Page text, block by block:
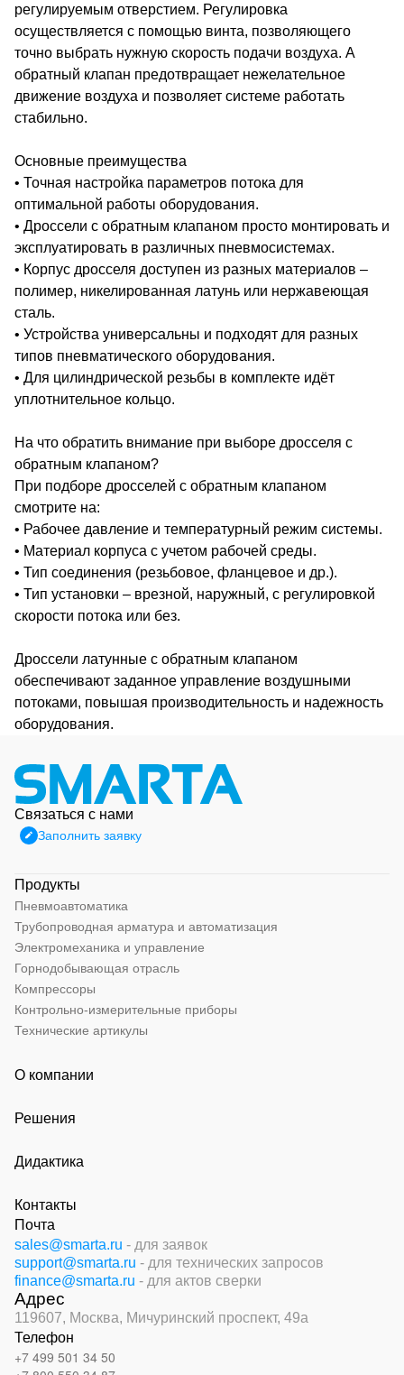
регулируемым отверстием. Регулировка
осуществляется с помощью винта, позволяющего
точно выбрать нужную скорость подачи воздуха. А
обратный клапан предотвращает нежелательное
движение воздуха и позволяет системе работать
стабильно.
Основные преимущества
• Точная настройка параметров потока для
оптимальной работы оборудования.
• Дроссели с обратным клапаном просто монтировать и
эксплуатировать в различных пневмосистемах.
• Корпус дросселя доступен из разных материалов –
полимер, никелированная латунь или нержавеющая
сталь.
• Устройства универсальны и подходят для разных
типов пневматического оборудования.
• Для цилиндрической резьбы в комплекте идёт
уплотнительное кольцо.
На что обратить внимание при выборе дросселя с
обратным клапаном?
При подборе дросселей с обратным клапаном
смотрите на:
• Рабочее давление и температурный режим системы.
• Материал корпуса с учетом рабочей среды.
• Тип соединения (резьбовое, фланцевое и др.).
• Тип установки – врезной, наружный, с регулировкой
скорости потока или без.
Дроссели латунные с обратным клапаном
обеспечивают заданное управление воздушными
потоками, повышая производительность и надежность
оборудования.
Связаться с нами
Заполнить заявку
Продукты
Пневмоавтоматика
Трубопроводная арматура и автоматизация
Электромеханика и управление
Горнодобывающая отрасль
Компрессоры
Контрольно-измерительные приборы
Технические артикулы
О компании
Решения
Дидактика
Контакты
Почта
sales@smarta.ru - для заявок
support@smarta.ru - для технических запросов
finance@smarta.ru - для актов сверки
Адрес
119607, Москва, Мичуринский проспект, 49а
Телефон
+7 499 501 34 50